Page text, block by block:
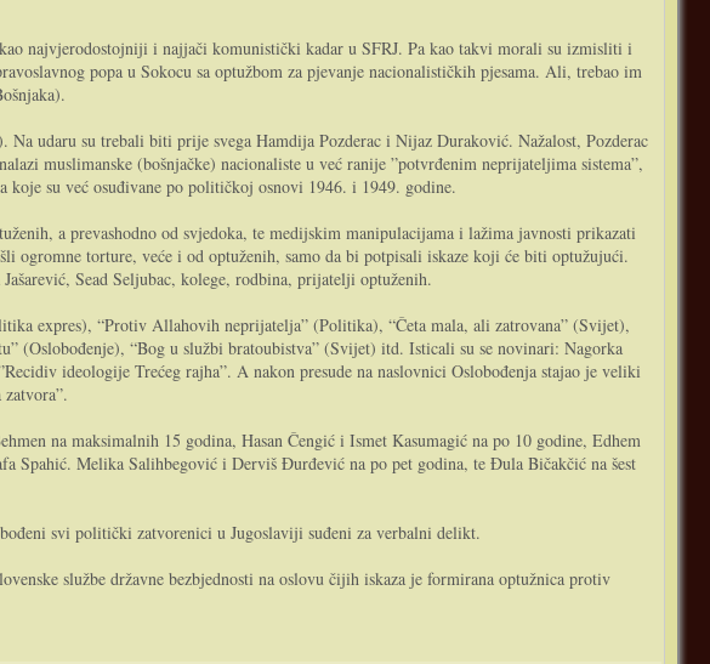
najvjerodostojniji i najjači komunistički kadar u SFRJ. Pa kao takvi morali su izmisliti i
popa u Sokocu sa optužbom za pjevanje nacionalističkih pjesama. Ali, trebao im
udaru su trebali biti prije svega Hamdija Pozderac i Nijaz Duraković. Nažalost, Pozderac
muslimanske (bošnjačke) nacionaliste u već ranije ”potvrđenim neprijateljima sistema”,
su već osuđivane po političkoj osnovi 1946. i 1949. godine.
a prevashodno od svjedoka, te medijskim manipulacijama i lažima javnosti prikazati
ogromne torture, veće i od optuženih, samo da bi potpisali iskaze koji će biti optužujući.
Sead Seljubac, kolege, rodbina, prijatelji optuženih.
expres), “Protiv Allahovih neprijatelja” (Politika), “Četa mala, ali zatrovana” (Svijet),
(Oslobođenje), “Bog u službi bratoubistva” (Svijet) itd. Isticali su se novinari: Nagorka
ideologije Trećeg rajha”. A nakon presude na naslovnici Oslobođenja stajao je veliki
na maksimalnih 15 godina, Hasan Čengić i Ismet Kasumagić na po 10 godine, Edhem
Spahić. Melika Salihbegović i Derviš Đurđević na po pet godina, te Đula Bičakčić na šest
svi politički zatvorenici u Jugoslaviji suđeni za verbalni delikt.
službe državne bezbjednosti na oslovu čijih iskaza je formirana optužnica protiv